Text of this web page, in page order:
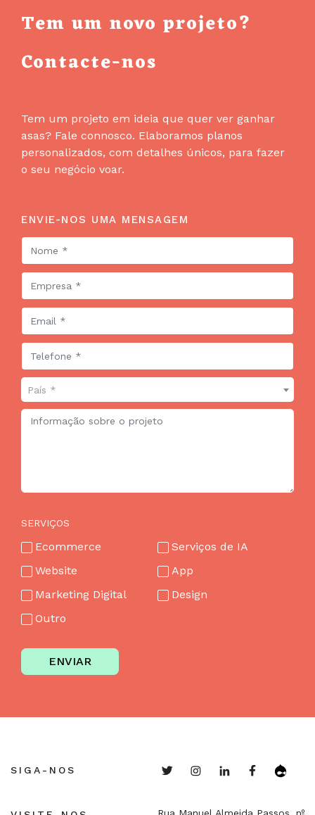
Tem um novo projeto?
Contacte-nos
Tem um projeto em ideia que quer ver ganhar
asas? Fale connosco. Elaboramos planos
personalizados, com detalhes únicos, para fazer
o seu negócio voar.
ENVIE-NOS UMA MENSAGEM
País *
SERVIÇOS
Ecommerce
Serviços de IA
Website
App
Marketing Digital
Design
Outro
ENVIAR
SIGA-NOS